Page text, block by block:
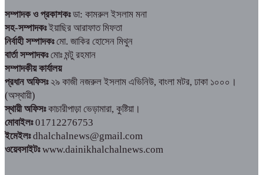
সম্পাদক ও প্রকাশকঃডা: কামরুল ইসলাম মনা
সহ-সম্পাদকঃইয়াছির আরাফাত মিফতা
নির্বাহী সম্পাদকঃমো. জাকির হোসেন মিথুন
বার্তা সম্পাদকঃমোঃ মন্টু রহমান
সম্পাদকীয় কার্যালয়
প্রধান অফিসঃ২৯ কাজী নজরুল ইসলাম এভিনিউ, বাংলা মটর, ঢাকা ১০০০।
(অস্থায়ী)
স্থায়ী অফিসঃকাচারীপাড়া ভেড়ামারা, কুষ্টিয়া।
মোবাইলঃ01712276753
ইমেইলঃdhalchalnews@gmail.com
ওয়েবসাইটঃwww.dainikhalchalnews.com